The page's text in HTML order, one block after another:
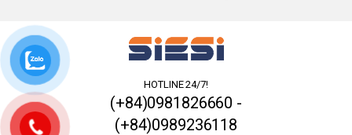
HOTLINE 24/7!
(+84)0981826660 -
(+84)0989236118